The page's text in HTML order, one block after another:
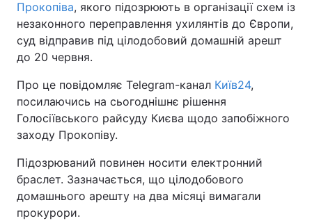
Прокопіва, якого підозрюють в організації схем із
незаконного переправлення ухилянтів до Європи,
суд відправив під цілодобовий домашній арешт
до 20 червня.
Про це повідомляє Telegram-канал Київ24,
посилаючись на сьогоднішнє рішення
Голосіївського райсуду Києва щодо запобіжного
заходу Прокопіву.
Підозрюваний повинен носити електронний
браслет. Зазначається, що цілодобового
домашнього арешту на два місяці вимагали
прокурори.